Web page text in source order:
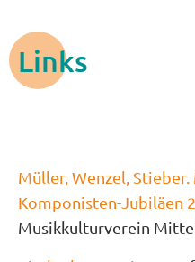
Links
Müller, Wenzel,
Komponisten-Jubiläen
Musikkulturverein